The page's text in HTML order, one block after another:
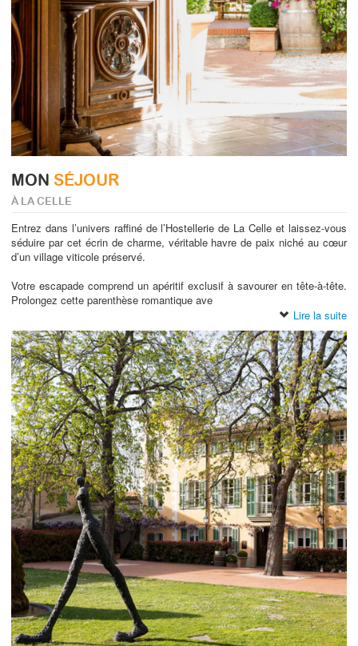
MON SÉJOUR
À LA CELLE
Entrez dans l’univers raffiné de l’Hostellerie de La Celle et laissez-vous
séduire par cet écrin de charme, véritable havre de paix niché au cœur
d’un village viticole préservé.
Votre escapade comprend un apéritif exclusif à savourer en tête-à-tête.
Prolongez cette parenthèse romantique ave
Lire la suite